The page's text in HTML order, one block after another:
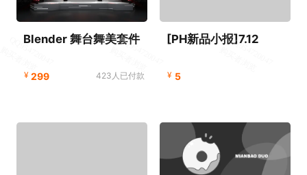
Blender 舞台舞美套件
¥ 299 423人已付款
[PH新品小报]7.12
¥ 5